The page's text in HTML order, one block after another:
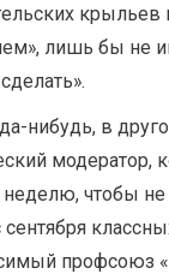
крыльев
лишь бы не
нибудь, в
модератор,
неделю, чтобы
сентября
профсоюз